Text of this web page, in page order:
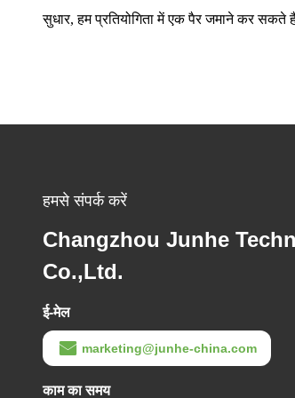
सुधार, हम प्रतियोगिता में एक पैर जमाने कर सकते
हमसे संपर्क करें
Changzhou Junhe
Co.,Ltd.
ई-मेल
marketing@junhe-china.com
काम का समय